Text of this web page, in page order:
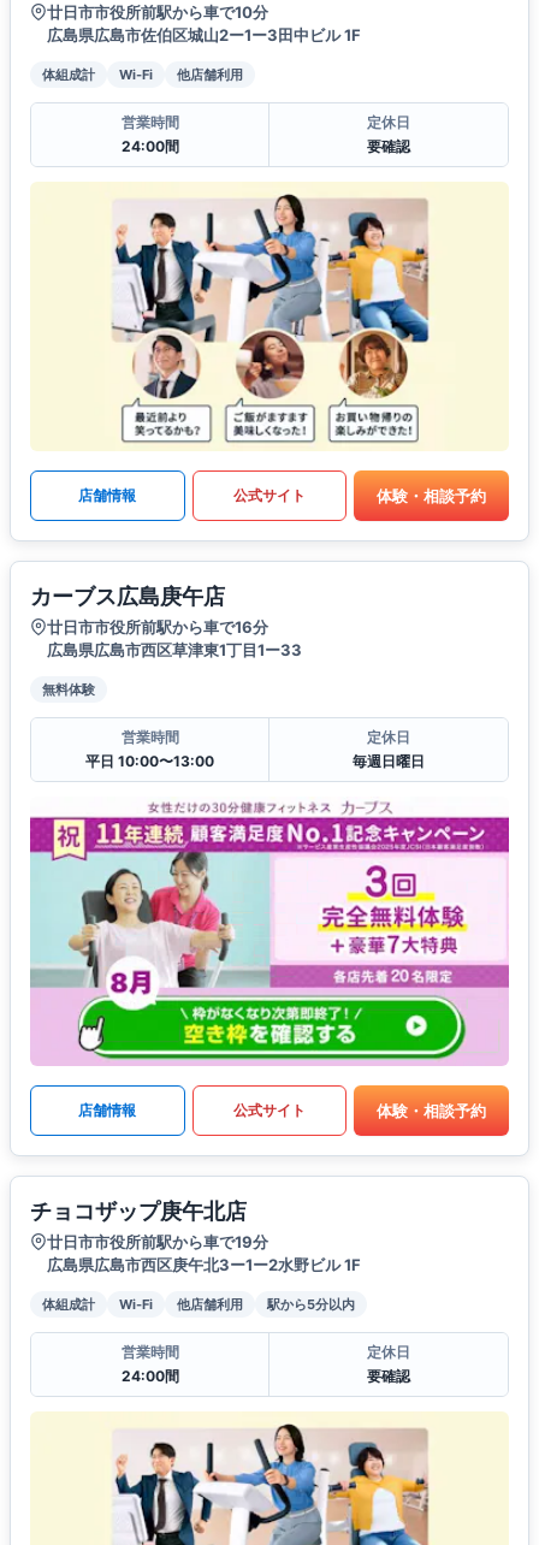
廿日市市役所前駅から車で10分
広島県広島市佐伯区城山2ー1ー3田中ビル 1F
体組成計 Wi-Fi 他店舗利用
営業時間
24:00間
定休日
要確認
店舗情報 公式サイト 体験・相談予約
カーブス広島庚午店
廿日市市役所前駅から車で16分
広島県広島市西区草津東1丁目1ー33
無料体験
営業時間
平日 10:00〜13:00
定休日
毎週日曜日
店舗情報 公式サイト 体験・相談予約
チョコザップ庚午北店
廿日市市役所前駅から車で19分
広島県広島市西区庚午北3ー1ー2水野ビル 1F
体組成計 Wi-Fi 他店舗利用 駅から5分以内
営業時間
24:00間
定休日
要確認